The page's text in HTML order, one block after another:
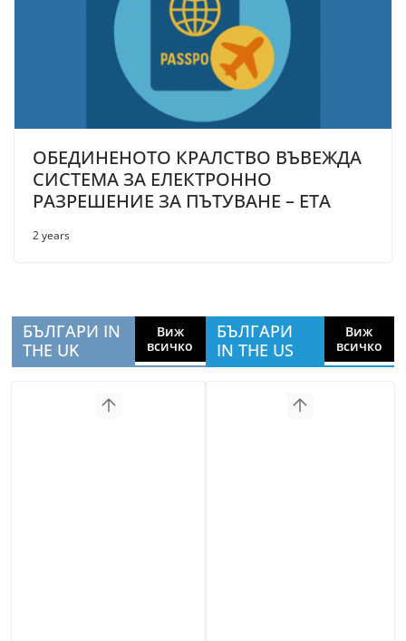
ОБЕДИНЕНОТО КРАЛСТВО ВЪВЕЖДА
СИСТЕМА ЗА ЕЛЕКТРОННО
РАЗРЕШЕНИЕ ЗА ПЪТУВАНЕ – ETA
2 years
БЪЛГАРИ IN
THE UK
Виж
всичко
БЪЛГАРИ
IN THE US
Виж
всичко